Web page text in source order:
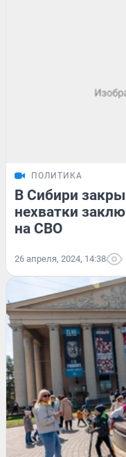
ПОЛИТИКА
В Сибири
нехватки
на СВО
26 апреля, 2024, 14:38